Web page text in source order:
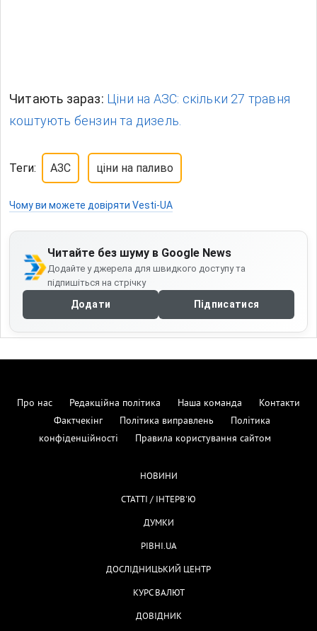
Читають зараз: Ціни на АЗС: скільки 27 травня
коштують бензин та дизель.
Теги: АЗС ціни на паливо
Чому ви можете довіряти Vesti-UA
Читайте без шуму в Google News
Додайте у джерела для швидкого доступу та
підпишіться на стрічку
Додати Підписатися
Про нас Редакційна політика Наша команда
Контакти
Фактчекінг
Політика виправлень
Політика
конфіденційності
Правила користування сайтом
НОВИНИ
СТАТТІ / ІНТЕРВ'Ю
ДУМКИ
РІВНІ.UA
ДОСЛІДНИЦЬКИЙ ЦЕНТР
КУРС ВАЛЮТ
ДОВІДНИК